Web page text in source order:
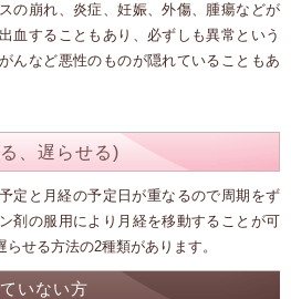
の崩れ、炎症、妊娠、外傷、腫瘍などが
血することもあり、必ずしも異常という
んなど悪性のものが隠れていることもあ
、遅らせる)
定と月経の予定日が重なるので周期をず
剤の服用により月経を移動することが可
せる方法の2種類があります。
いない方